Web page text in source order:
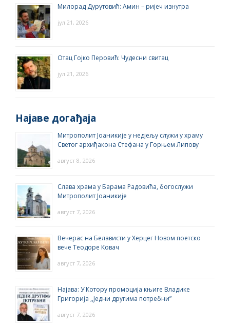
Милорад Дурутовић: Амин – ријеч изнутра
јул 21, 2026
Отац Гојко Перовић: Чудесни свитац
јул 21, 2026
Најаве догађаја
Митрополит Јоаникије у недјељу служи у храму
Светог архиђакона Стефана у Горњем Липову
август 8, 2026
Слава храма у Барама Радовића, богослужи
Митрополит Јоаникије
август 7, 2026
Вечерас на Белависти у Херцег Новом поетско
вече Теодоре Ковач
август 7, 2026
Најава: У Котору промоција књиге Владике
Григорија ,,Једни другима потребни”
август 7, 2026